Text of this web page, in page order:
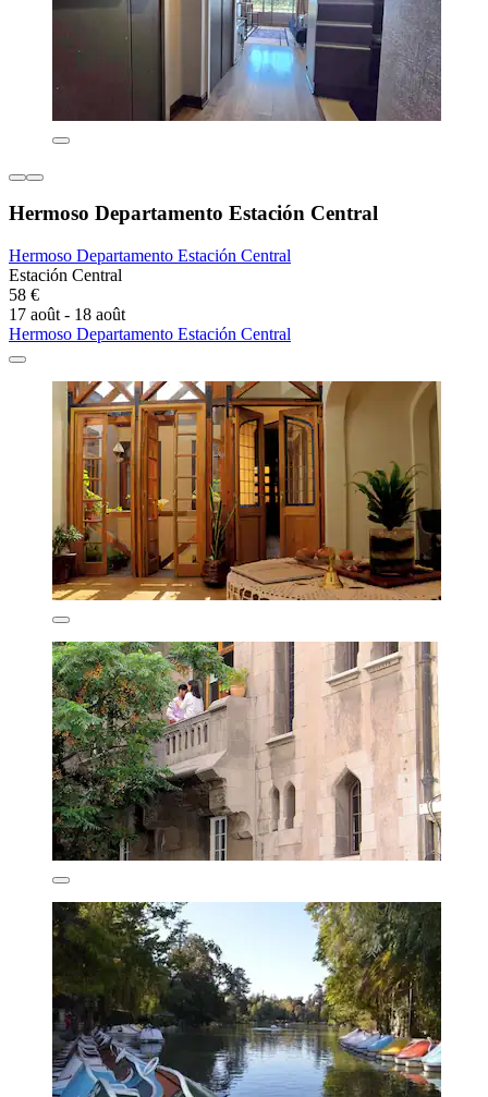
Hermoso Departamento Estación Central
Hermoso Departamento Estación Central
Estación Central
58 €
17 août - 18 août
Hermoso Departamento Estación Central